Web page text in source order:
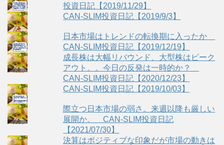
投資日記【2019/11/29】
CAN-SLIM投資日記【2019/9/3】
日本市場はトレンドの転換期に入ったか
CAN-SLIM投資日記【2019/12/19】
成長株は大幅リバウンド、大型株はピーク
アウト。。今日の反発は一時的か？
CAN-SLIM投資日記【2020/12/23】
CAN-SLIM投資日記【2019/10/03】
際立つ日本市場の弱さ。来週以降も厳しい
展開か。 CAN-SLIM投資日記
【2021/07/30】
決算はポジティブな印象だが市場の動きは